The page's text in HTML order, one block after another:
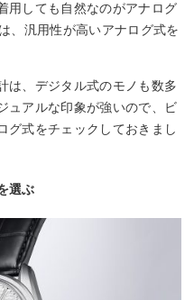
用しても自然なのがアナログ
、汎用性が高いアナログ式を
は、デジタル式のモノも数多
ュアルな印象が強いので、ビ
グ式をチェックしておきまし
選ぶ